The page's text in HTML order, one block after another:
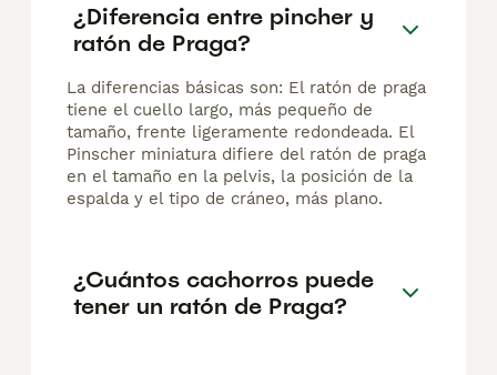
¿Diferencia entre pincher y
ratón de Praga?
La diferencias básicas son: El ratón de praga
tiene el cuello largo, más pequeño de
tamaño, frente ligeramente redondeada. El
Pinscher miniatura difiere del ratón de praga
en el tamaño en la pelvis, la posición de la
espalda y el tipo de cráneo, más plano.
¿Cuántos cachorros puede
tener un ratón de Praga?